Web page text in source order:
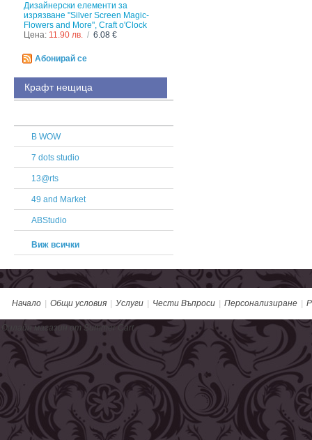
Дизайнерски елементи за
изрязване "Silver Screen Magic-
Flowers and More", Craft o'Clock
Цена: 11.90 лв. / 6.08 €
Абонирай се
Крафт нещица
B WOW
7 dots studio
13@rts
49 and Market
ABStudio
Виж всички
Начало Общи условия Услуги Чести Въпроси Персонализиране
Онлайн магазин от Summer Cart